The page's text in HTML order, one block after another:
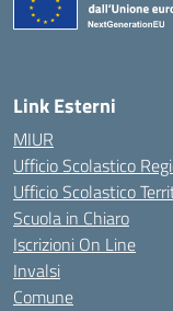
Link Esterni
MIUR
Ufficio Scolastico
Ufficio Scolastico
Scuola in Chiaro
Iscrizioni On Line
Invalsi
Comune